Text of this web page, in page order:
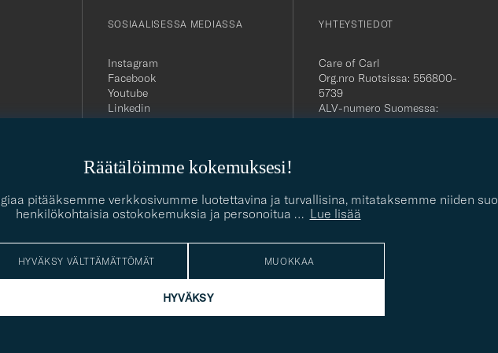
Räätälöimme kokemuksesi!
pitääksemme verkkosivumme luotettavina ja turvallisina, mitataksemme niiden
henkilökohtaisia ostokokemuksia ja personoitua … Lue lisää
HYVÄKSY VÄLTTÄMÄTTÖMÄT MUOKKAA
HYVÄKSY
SOSIAALISESSA MEDIASSA
Instagram
Facebook
Youtube
Linkedin
YHTEYSTIEDOT
Care of Carl
Org.nro Ruotsissa: 556800-
5739
ALV-numero Suomessa:
FI29272763
contact@careofcarl.com